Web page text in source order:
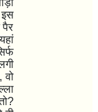
वो
?